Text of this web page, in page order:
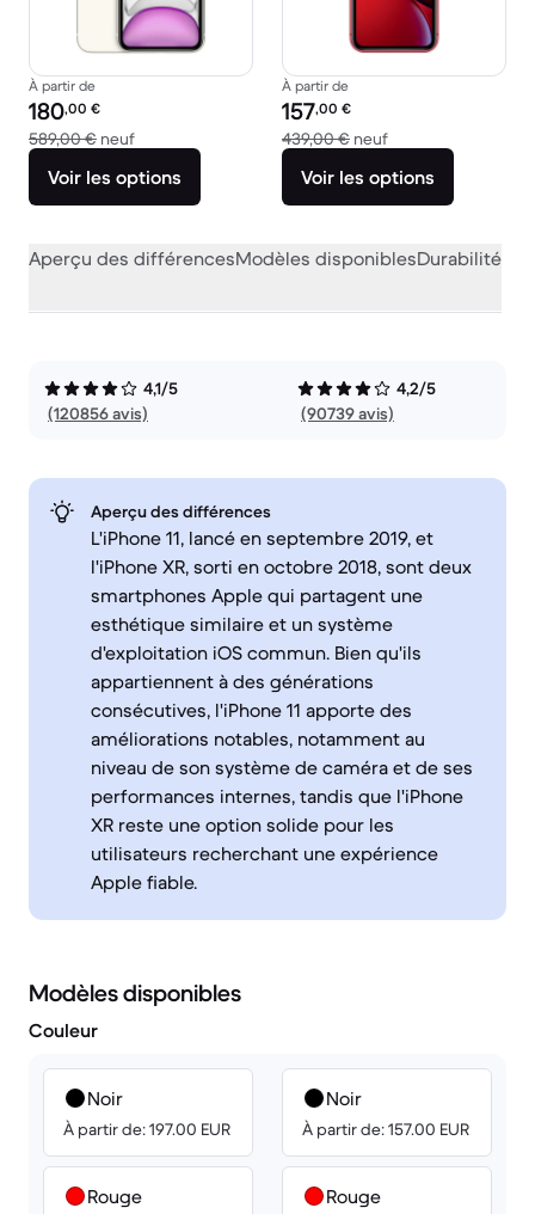
À partir de
Prix reconditionné :
180,00 €
589,00 € neufcontre 589,00 € neuf
Voir les options
À partir de
Prix reconditionné :
157,00 €
439,00 € neufcontre 439,00 €
Voir les options
Aperçu des différencesModèles disponiblesDurabilité
4,1/5
(120856 avis)
4,2/5
(90739 avis)
Aperçu des différences
L'iPhone 11, lancé en septembre 2019, et
l'iPhone XR, sorti en octobre 2018, sont deux
smartphones Apple qui partagent une
esthétique similaire et un système
d'exploitation iOS commun. Bien qu'ils
appartiennent à des générations
consécutives, l'iPhone 11 apporte des
améliorations notables, notamment au
niveau de son système de caméra et de ses
performances internes, tandis que l'iPhone
XR reste une option solide pour les
utilisateurs recherchant une expérience
Apple fiable.
Modèles disponibles
Couleur
Noir
À partir de: 197.00 EUR
Rouge
Noir
À partir de: 157.00 EUR
Rouge